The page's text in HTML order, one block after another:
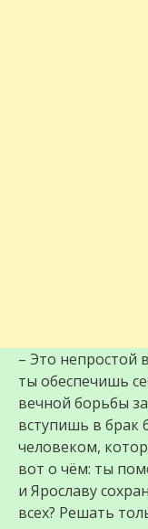
– Это непростой
ты обеспечишь
вечной борьбы
вступишь в брак
человеком,
вот о чём: ты
и Ярославу
всех? Решать